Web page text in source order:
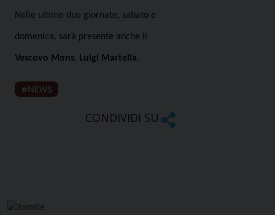
Nelle ultime due giornate, sabato e
domenica, sarà presente anche il
Vescovo Mons. Luigi Martella.
NEWS
CONDIVIDI SU